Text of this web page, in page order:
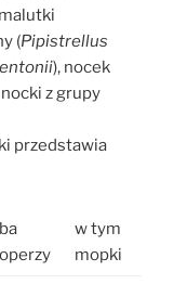
(Pipistrellus
), nocek
nocki z grupy
przedstawia
w tym
mopki